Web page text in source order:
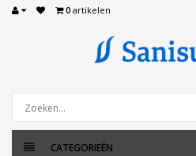
0 artikelen
CATEGORIEËN